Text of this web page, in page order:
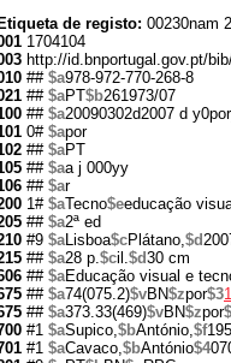
Etiqueta de registo: 00230nam
1704104
http://id.bnportugal.gov.pt/
## $a978-972-770-268-8
## $aPT$b261973/07
## $a20090302d2007 d
0# $apor
## $aPT
## $aa j 000yy
## $ar
1# $aTecno$eeducação
## $a2ª ed
#9 $aLisboa$cPlátano,$d
## $a28 p.$cil.$d30 cm
## $aEducação visual e
## $a74(075.2)$vBN$zpor$3
## $a373.33(469)$vBN$zpor
#1 $aSupico,$bAntónio,$f
#1 $aCavaco,$bAntónio$4